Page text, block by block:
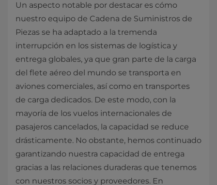
Un aspecto notable por destacar es cómo
nuestro equipo de Cadena de Suministros de
Piezas se ha adaptado a la tremenda
interrupción en los sistemas de logística y
entrega globales, ya que gran parte de la carga
del flete aéreo del mundo se transporta en
aviones comerciales, así como en transportes
de carga dedicados. De este modo, con la
mayoría de los vuelos internacionales de
pasajeros cancelados, la capacidad se reduce
drásticamente. No obstante, hemos continuado
garantizando nuestra capacidad de entrega
gracias a las relaciones duraderas que tenemos
con nuestros socios y proveedores. En